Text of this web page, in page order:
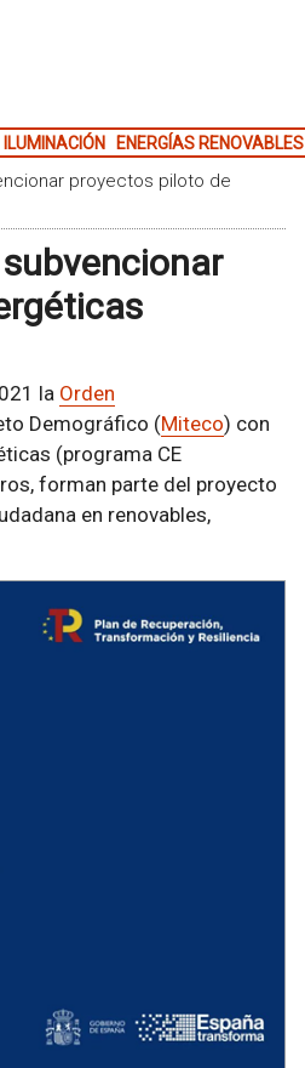
ILUMINACIÓN ENERGÍAS RENOVABLES
proyectos piloto de
la Orden
Demográfico (Miteco) con
(programa CE
forman parte del proyecto
en renovables,